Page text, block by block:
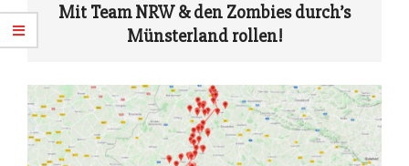
Menu
Mit Team NRW & den Zombies durch’s
Münsterland rollen!